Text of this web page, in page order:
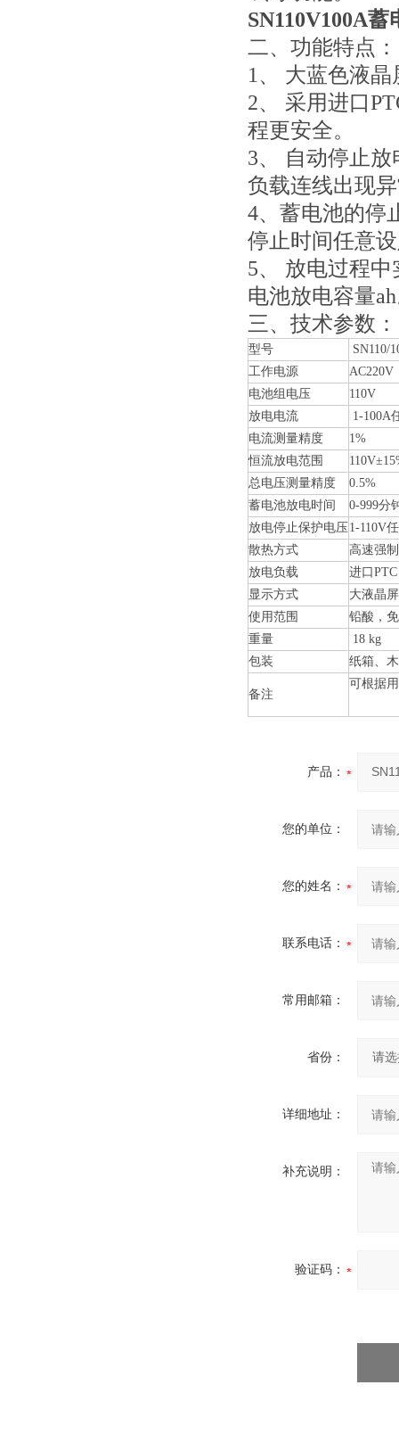
SN110V100A
二、功能特点：
1、 大蓝色液
2、 采用进口
程更安全。
3、 自动停止
负载连线出现
4、蓄电池的停
停止时间任意
5、 放电过程
电池放电容量
三、技术参数：
型号
SN110/
工作电源
AC220V
电池组电压
110V
放电电流
1-100A
电流测量精度
1%
恒流放电范围
总电压测量精度
0.5%
蓄电池放电时间
0-999分
放电停止保护电压 1-110V
散热方式
高速强
放电负载
进口PTC
显示方式
大液晶
使用范围
铅酸，
重量
18 kg
包装
纸箱、
备注
可根据
产品：
您的单位：
您的姓名：
联系电话：
常用邮箱：
省份：
详细地址：
补充说明：
验证码：